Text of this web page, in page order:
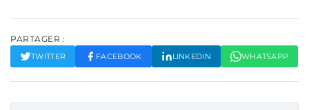
PARTAGER :
TWITTER FACEBOOK LINKEDIN WHATSAPP